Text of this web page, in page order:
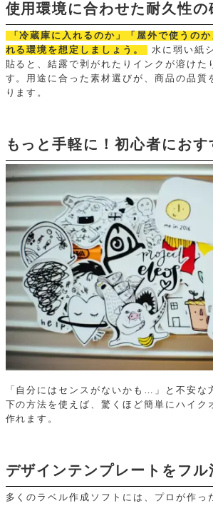
使用環境に合わせた耐久性の
「冷蔵庫に入れるのか」「屋外で使うの
れる環境を想定しましょう。
水に弱い紙
貼ると、結露で剥がれたりインクが溶けた
す。用途に合った素材選びが、商品の品質
ります。
もっと手軽に！初心者にお
「自分にはセンスがないかも…」と不安な
下の方法を使えば、驚くほど簡単にハイク
作れます。
デザインテンプレートをフル
多くのラベル作成ソフトには、プロが作っ